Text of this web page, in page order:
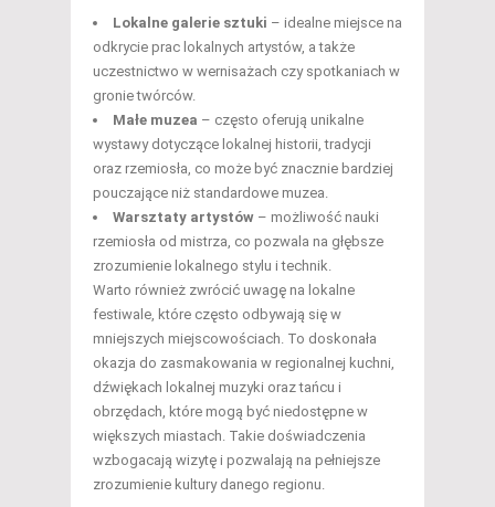
Lokalne galerie sztuki – idealne miejsce na
odkrycie prac lokalnych artystów, a także
uczestnictwo w wernisażach czy spotkaniach w
gronie twórców.
Małe muzea – często oferują unikalne
wystawy dotyczące lokalnej historii, tradycji
oraz rzemiosła, co może być znacznie bardziej
pouczające niż standardowe muzea.
Warsztaty artystów – możliwość nauki
rzemiosła od mistrza, co pozwala na głębsze
zrozumienie lokalnego stylu i technik.
Warto również zwrócić uwagę na lokalne
festiwale, które często odbywają się w
mniejszych miejscowościach. To doskonała
okazja do zasmakowania w regionalnej kuchni,
dźwiękach lokalnej muzyki oraz tańcu i
obrzędach, które mogą być niedostępne w
większych miastach. Takie doświadczenia
wzbogacają wizytę i pozwalają na pełniejsze
zrozumienie kultury danego regionu.